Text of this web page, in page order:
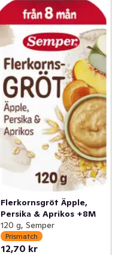
Flerkornsgröt Äpple,
Persika & Aprikos +8M
120 g, Semper
Prismatch
12,70 kr